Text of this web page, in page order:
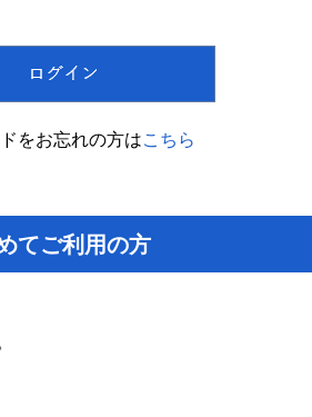
をお忘れの方はこちら
てご利用の方